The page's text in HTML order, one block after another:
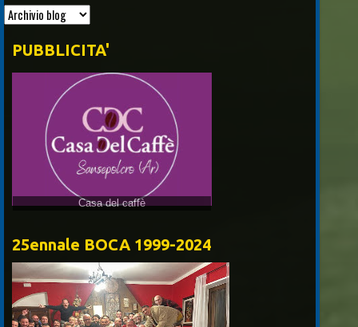
PUBBLICITA'
25ennale BOCA 1999-2024